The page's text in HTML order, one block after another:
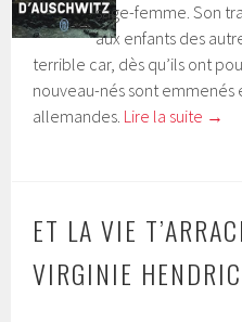
sage-femme. Son
aux enfants des
terrible car, dès qu’ils ont
nouveau-nés sont emmenés
allemandes. Lire la suite →
ET LA VIE
VIRGINIE